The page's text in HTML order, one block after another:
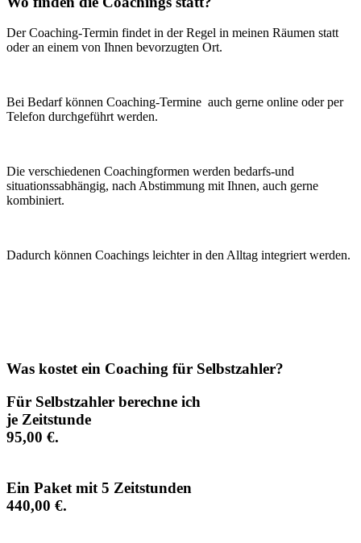
Der Coaching-Termin findet in der Regel in meinen Räumen statt
oder an einem von Ihnen bevorzugten Ort.
Bei Bedarf können Coaching-Termine auch gerne online oder per
Telefon durchgeführt werden.
Die verschiedenen Coachingformen werden bedarfs-und
situationssabhängig, nach Abstimmung mit Ihnen, auch gerne
kombiniert.
Dadurch können Coachings leichter in den Alltag integriert werden.
Was kostet ein Coaching für Selbstzahler?
Für Selbstzahler berechne ich
je Zeitstunde
95,00 €.
Ein Paket mit 5 Zeitstunden
440,00 €.